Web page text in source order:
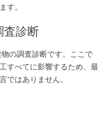
す。
査診断
の調査診断です。ここで
すべてに影響するため、最
ではありません。